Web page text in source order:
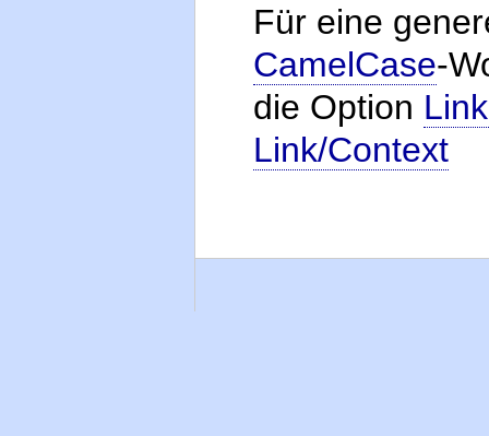
Für eine
CamelCase-
die Option
Link/Context